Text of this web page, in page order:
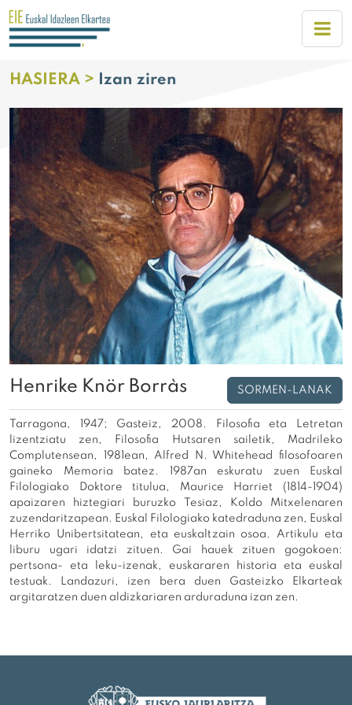
HASIERA > Izan ziren
Henrike Knör Borràs SORMEN-LANAK
Tarragona, 1947; Gasteiz, 2008. Filosofia eta Letretan
lizentziatu zen, Filosofia Hutsaren sailetik, Madrileko
Complutensean, 1981ean, Alfred N. Whitehead filosofoaren
gaineko Memoria batez. 1987an eskuratu zuen Euskal
Filologiako Doktore titulua, Maurice Harriet (1814-1904)
apaizaren hiztegiari buruzko Tesiaz, Koldo Mitxelenaren
zuzendaritzapean. Euskal Filologiako katedraduna zen, Euskal
Herriko Unibertsitatean, eta euskaltzain osoa. Artikulu eta
liburu ugari idatzi zituen. Gai hauek zituen gogokoen:
pertsona- eta leku-izenak, euskararen historia eta euskal
testuak. Landazuri, izen bera duen Gasteizko Elkarteak
argitaratzen duen aldizkariaren arduraduna izan zen.